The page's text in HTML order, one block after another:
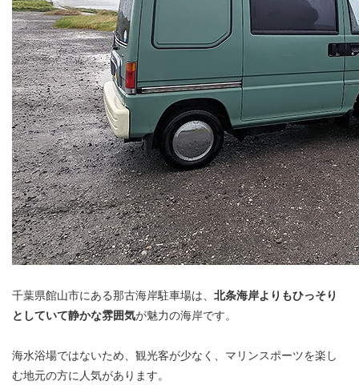
千葉県館山市にある那古海岸駐車場は、 北条海岸よりもひっそり
としていて静かな雰囲気が魅力の海岸です。
海水浴場ではないため、観光客が少なく、マリンスポーツを楽し
む地元の方に人気があります。